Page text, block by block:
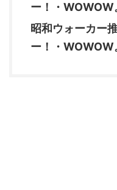
ー！・WOWOW
昭和ウォーカー
ー！・WOWOW